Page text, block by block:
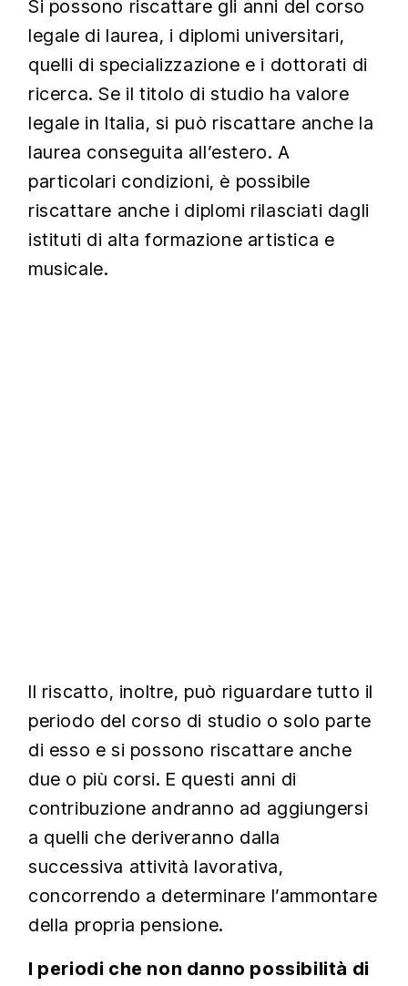
Si possono riscattare gli anni del corso
legale di laurea, i diplomi universitari,
quelli di specializzazione e i dottorati di
ricerca. Se il titolo di studio ha valore
legale in Italia, si può riscattare anche la
laurea conseguita all’estero. A
particolari condizioni, è possibile
riscattare anche i diplomi rilasciati dagli
istituti di alta formazione artistica e
musicale.
Il riscatto, inoltre, può riguardare tutto il
periodo del corso di studio o solo parte
di esso e si possono riscattare anche
due o più corsi. E questi anni di
contribuzione andranno ad aggiungersi
a quelli che deriveranno dalla
successiva attività lavorativa,
concorrendo a determinare l’ammontare
della propria pensione.
I periodi che non danno possibilità di